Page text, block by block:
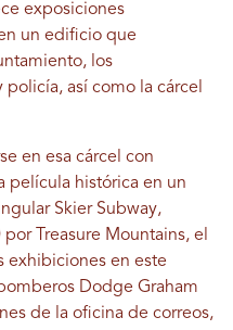
exposiciones
un edificio que
los
así como la cárcel
en esa cárcel con
película histórica en un
Skier Subway,
Treasure Mountains, el
exhibiciones en este
Dodge Graham
de la oficina de correos,